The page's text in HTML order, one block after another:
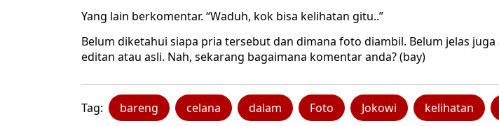
Yang lain berkomentar. “Waduh, kok bisa kelihatan gitu..”
Belum diketahui siapa pria tersebut dan dimana foto diambil. Belum jelas
editan atau asli. Nah, sekarang bagaimana komentar anda? (bay)
Tag: bareng celana dalam Foto Jokowi kelihatan